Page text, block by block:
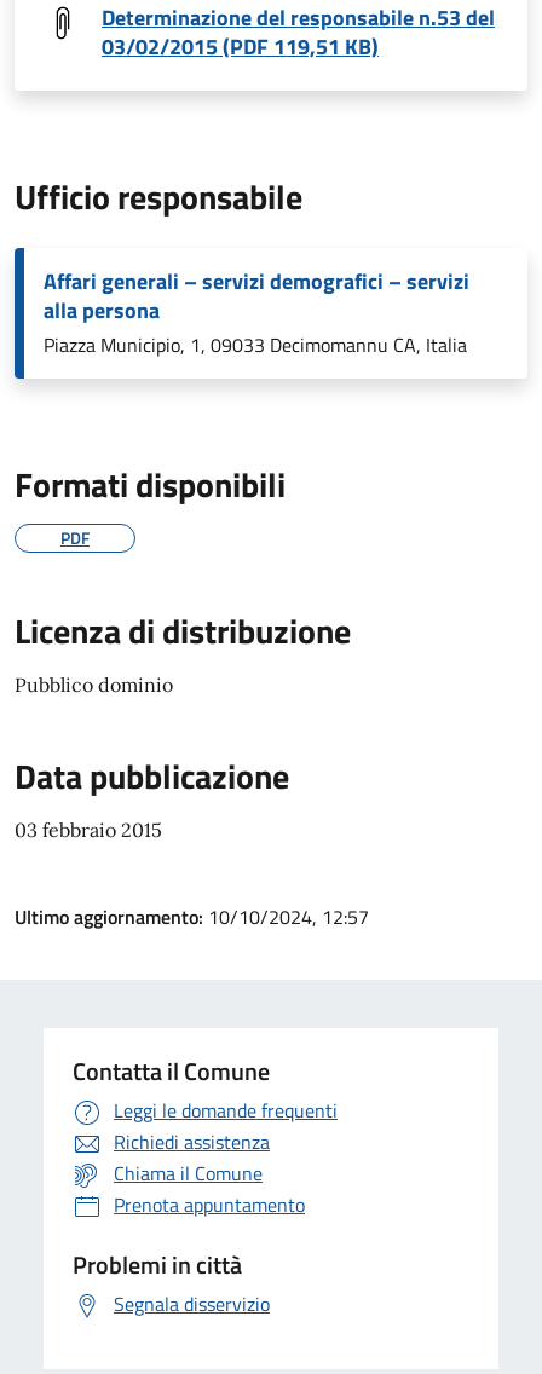
Determinazione del responsabile n.53 del
03/02/2015 (PDF 119,51 KB)
Ufficio responsabile
Affari generali – servizi demografici – servizi
alla persona
Piazza Municipio, 1, 09033 Decimomannu CA, Italia
Formati disponibili
PDF
Licenza di distribuzione
Pubblico dominio
Data pubblicazione
03 febbraio 2015
Ultimo aggiornamento: 10/10/2024, 12:57
Contatta il Comune
Leggi le domande frequenti
Richiedi assistenza
Chiama il Comune
Prenota appuntamento
Problemi in città
Segnala disservizio